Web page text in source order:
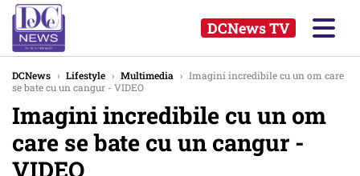
DCNews TV
DCNews › Lifestyle › Multimedia › Imagini incredibile cu un om care
se bate cu un cangur - VIDEO
Imagini incredibile cu un om
care se bate cu un cangur -
VIDEO